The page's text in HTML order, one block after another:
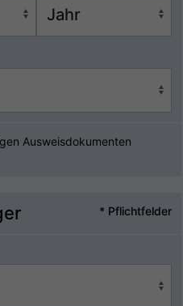
Ausweisdokumenten
* Pflichtfelder